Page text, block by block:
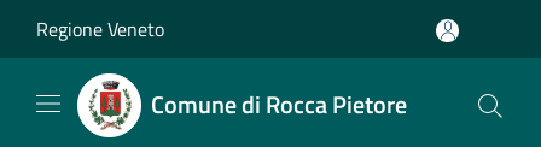
Regione Veneto
Comune di Rocca Pietore